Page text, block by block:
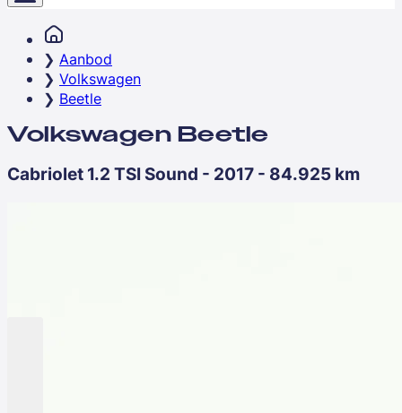
Aanbod
Volkswagen
Beetle
Volkswagen Beetle
Cabriolet 1.2 TSI Sound - 2017 - 84.925 km